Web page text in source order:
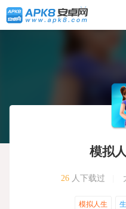
模拟
26 人下载过
模拟人生